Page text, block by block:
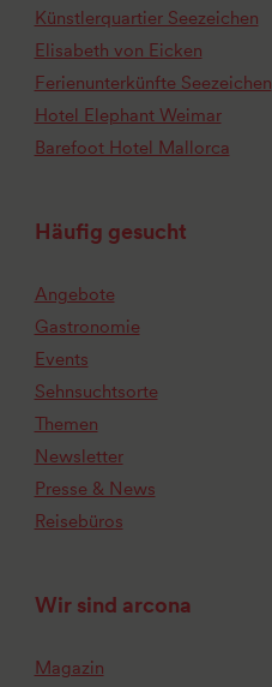
Künstlerquartier Seezeichen
Elisabeth von Eicken
Ferienunterkünfte Seezeichen
Hotel Elephant Weimar
Barefoot Hotel Mallorca
Häufig gesucht
Angebote
Gastronomie
Events
Sehnsuchtsorte
Themen
Newsletter
Presse & News
Reisebüros
Wir sind arcona
Magazin